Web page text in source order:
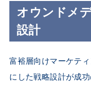
オウンドメ
設計
富裕層向けマーケテ
にした戦略設計が成